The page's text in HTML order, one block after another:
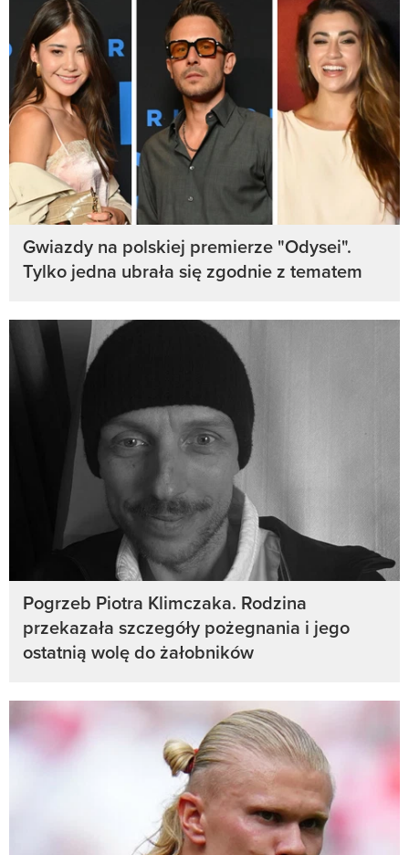
Gwiazdy na polskiej premierze "Odysei".
Tylko jedna ubrała się zgodnie z tematem
Pogrzeb Piotra Klimczaka. Rodzina
przekazała szczegóły pożegnania i jego
ostatnią wolę do żałobników